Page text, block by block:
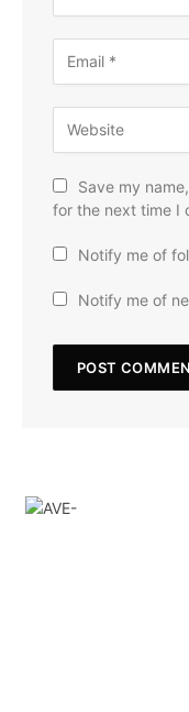
Save my
for the next time I
Notify me of
Notify me of